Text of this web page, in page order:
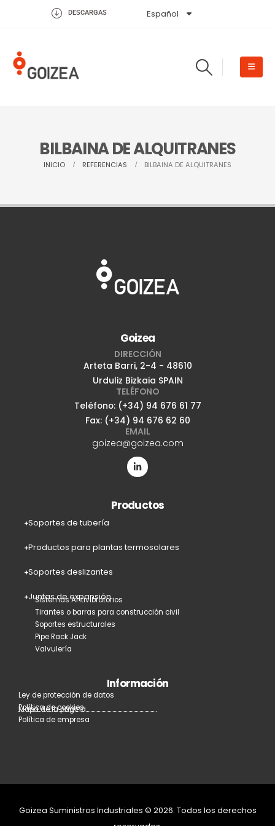
DESCARGAS Español
English
BILBAINA DE ALQUITRANES
INICIO REFERENCIAS BILBAINA DE ALQUITRANES
Goizea
DIRECCIÓN
Arteta Barri, 2-4 - 48610
Urduliz Bizkaia SPAIN
TELÉFONO
Teléfono: (+34) 94 676 61 77
Fax: (+34) 94 676 62 60
EMAIL
goizea@goizea.com
Productos
Soportes de tubería
Productos para plantas termosolares
Soportes deslizantes
Juntas de expansión
Sistemas Antivibratorios
Tirantes o barras para construcción civil
Soportes estructurales
Pipe Rack Jack
Valvulería
Información
Ley de protección de datos
Política de cookies
Política de empresa
Mapa de la página
Goizea Suministros Industriales © 2026. Todos los derechos